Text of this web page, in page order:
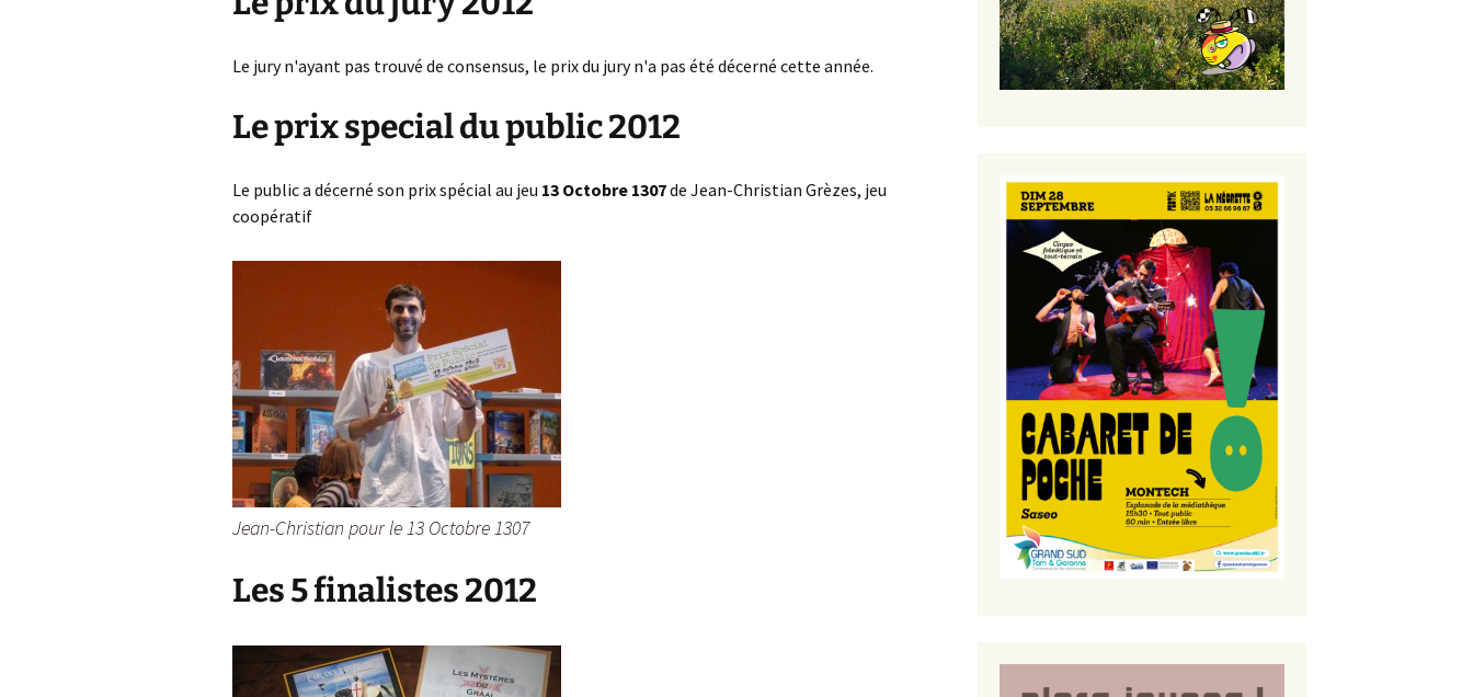
Devenez partenaire du
Les auteurs de jeux
Vous êtes auteur ? Venez
présenter vos jeux au
Le jury n'ayant pas trouvé de consensus, le prix du jury n'a pas été décerné cette année.
Le prix special du public 2012
Le public a décerné son prix spécial au jeu 13 Octobre 1307de Jean-Christian Grèzes, jeu
coopératif
Jean-Christian pour le 13 Octobre 1307
Les 5 finalistes 2012